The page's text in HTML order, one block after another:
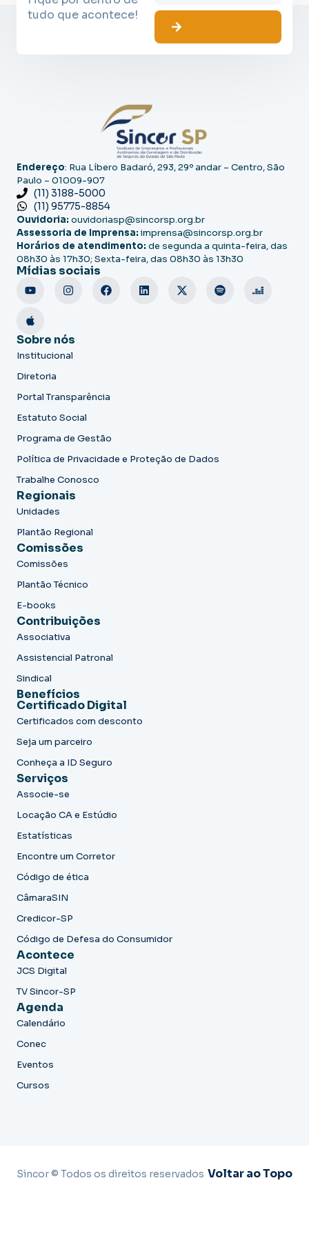
tudo que acontece!
Endereço: Rua Líbero Badaró, 293, 29º andar – Centro, São
Paulo – 01009-907
(11) 3188-5000
(11) 95775-8854
Ouvidoria: ouvidoriasp@sincorsp.org.br
Assessoria de Imprensa: imprensa@sincorsp.org.br
Horários de atendimento: de segunda a quinta-feira, das
08h30 às 17h30; Sexta-feira, das 08h30 às 13h30
Mídias sociais
Sobre nós
Institucional
Diretoria
Portal Transparência
Estatuto Social
Programa de Gestão
Política de Privacidade e Proteção de Dados
Trabalhe Conosco
Regionais
Unidades
Plantão Regional
Comissões
Comissões
Plantão Técnico
E-books
Contribuições
Associativa
Assistencial Patronal
Sindical
Benefícios
Certificado Digital
Certificados com desconto
Seja um parceiro
Conheça a ID Seguro
Serviços
Associe-se
Locação CA e Estúdio
Estatísticas
Encontre um Corretor
Código de ética
CâmaraSIN
Credicor-SP
Código de Defesa do Consumidor
Acontece
JCS Digital
TV Sincor-SP
Agenda
Calendário
Conec
Eventos
Cursos
Sincor © Todos os direitos reservados Voltar ao Topo